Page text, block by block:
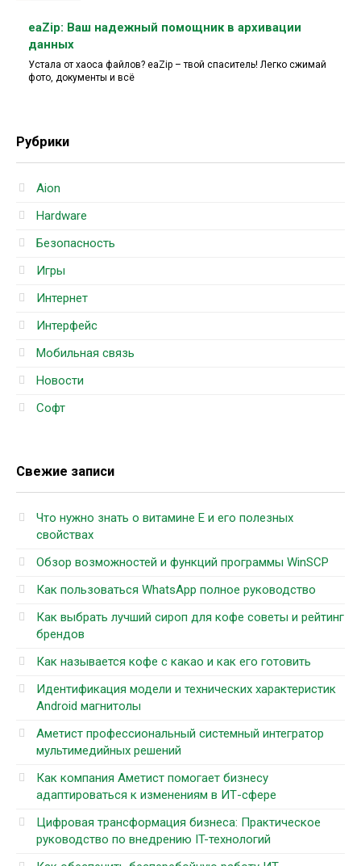
eaZip: Ваш надежный помощник в архивации
данных
Устала от хаоса файлов? eaZip – твой спаситель! Легко сжимай
фото, документы и всё
Рубрики
Aion
Hardware
Безопасность
Игры
Интернет
Интерфейс
Мобильная связь
Новости
Софт
Свежие записи
Что нужно знать о витамине Е и его полезных
свойствах
Обзор возможностей и функций программы WinSCP
Как пользоваться WhatsApp полное руководство
Как выбрать лучший сироп для кофе советы и рейтинг
брендов
Как называется кофе с какао и как его готовить
Идентификация модели и технических характеристик
Android магнитолы
Аметист профессиональный системный интегратор
мультимедийных решений
Как компания Аметист помогает бизнесу
адаптироваться к изменениям в ИТ-сфере
Цифровая трансформация бизнеса: Практическое
руководство по внедрению IT-технологий